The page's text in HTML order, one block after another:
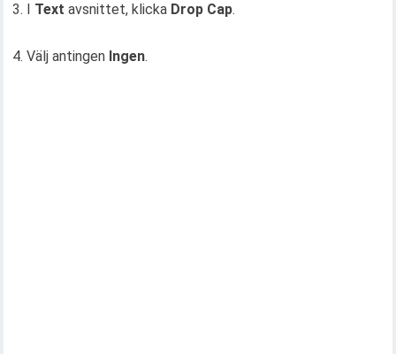
3. I Text avsnittet, klicka Drop Cap.
4. Välj antingen Ingen.